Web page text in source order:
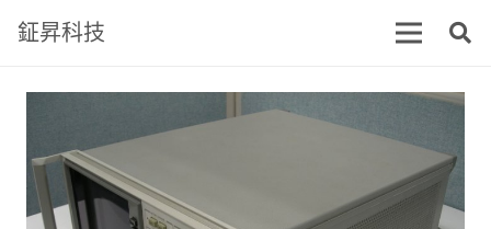
鉦昇科技